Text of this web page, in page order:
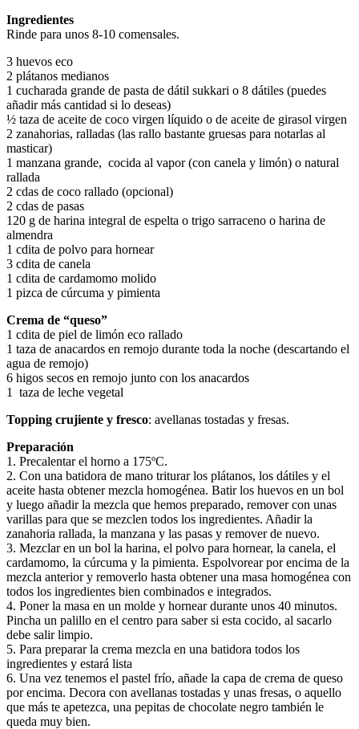
Ingredientes
Rinde para unos 8-10 comensales.
3 huevos eco
2 plátanos medianos
1 cucharada grande de pasta de dátil sukkari o 8 dátiles (puedes
añadir más cantidad si lo deseas)
½ taza de aceite de coco virgen líquido o de aceite de girasol virgen
2 zanahorias, ralladas (las rallo bastante gruesas para notarlas al
masticar)
1 manzana grande, cocida al vapor (con canela y limón) o natural
rallada
2 cdas de coco rallado (opcional)
2 cdas de pasas
120 g de harina integral de espelta o trigo sarraceno o harina de
almendra
1 cdita de polvo para hornear
3 cdita de canela
1 cdita de cardamomo molido
1 pizca de cúrcuma y pimienta
Crema de “queso”
1 cdita de piel de limón eco rallado
1 taza de anacardos en remojo durante toda la noche (descartando el
agua de remojo)
6 higos secos en remojo junto con los anacardos
1 taza de leche vegetal
Topping crujiente y fresco: avellanas tostadas y fresas.
Preparación
1. Precalentar el horno a 175ºC.
2. Con una batidora de mano triturar los plátanos, los dátiles y el
aceite hasta obtener mezcla homogénea. Batir los huevos en un bol
y luego añadir la mezcla que hemos preparado, remover con unas
varillas para que se mezclen todos los ingredientes. Añadir la
zanahoria rallada, la manzana y las pasas y remover de nuevo.
3. Mezclar en un bol la harina, el polvo para hornear, la canela, el
cardamomo, la cúrcuma y la pimienta. Espolvorear por encima de la
mezcla anterior y removerlo hasta obtener una masa homogénea con
todos los ingredientes bien combinados e integrados.
4. Poner la masa en un molde y hornear durante unos 40 minutos.
Pincha un palillo en el centro para saber si esta cocido, al sacarlo
debe salir limpio.
5. Para preparar la crema mezcla en una batidora todos los
ingredientes y estará lista
6. Una vez tenemos el pastel frío, añade la capa de crema de queso
por encima. Decora con avellanas tostadas y unas fresas, o aquello
que más te apetezca, una pepitas de chocolate negro también le
queda muy bien.